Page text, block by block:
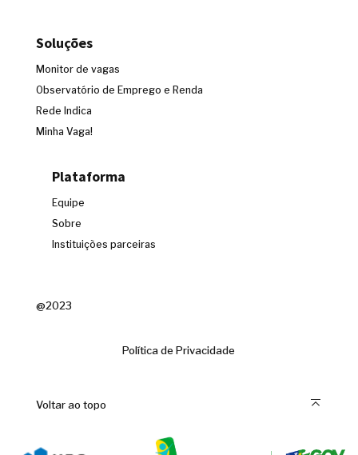
Soluções
Monitor de vagas
Observatório de Emprego e Renda
Rede Indica
Minha Vaga!
Plataforma
Equipe
Sobre
Instituições parceiras
@2023
Política de Privacidade
Voltar ao topo